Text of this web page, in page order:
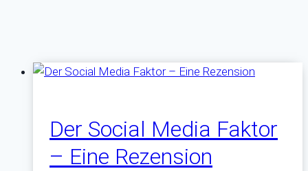
Der Social Media Faktor
– Eine Rezension